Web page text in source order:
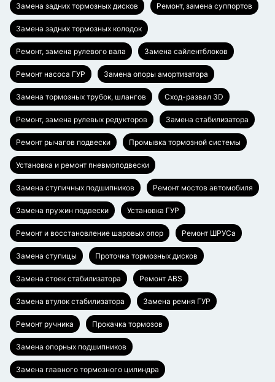
Замена задних тормозных дисков Ремонт, замена суппортов
Замена задних тормозных колодок
Ремонт, замена рулевого вала Замена сайлентблоков
Ремонт насоса ГУР Замена опоры амортизатора
Замена тормозных трубок, шлангов Сход-развал 3D
Ремонт, замена рулевых редукторов Замена стабилизатора
Ремонт рычагов подвески Промывка тормозной системы
Установка и ремонт пневмоподвески
Замена ступичных подшипников Ремонт мостов автомобиля
Замена пружин подвески Установка ГУР
Ремонт и восстановление шаровых опор Ремонт ШРУСа
Замена ступицы Проточка тормозных дисков
Замена стоек стабилизатора Ремонт ABS
Замена втулок стабилизатора Замена ремня ГУР
Ремонт ручника Прокачка тормозов
Замена опорных подшипников
Замена главного тормозного цилиндра